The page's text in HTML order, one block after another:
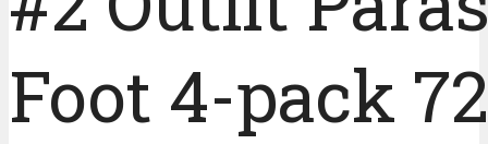
Foot 4-pack